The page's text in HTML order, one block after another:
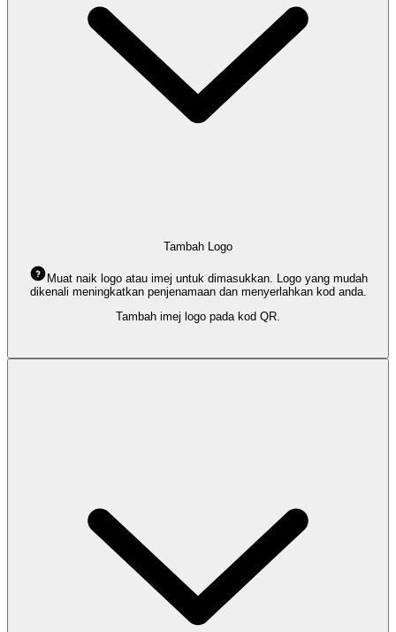
Tambah Logo
Muat naik logo atau imej untuk dimasukkan. Logo yang mudah
dikenali meningkatkan penjenamaan dan menyerlahkan kod anda.
Tambah imej logo pada kod QR.